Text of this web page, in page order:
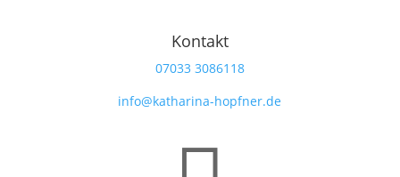
Kontakt
‭07033 3086118‬
info@katharina-hopfner.de